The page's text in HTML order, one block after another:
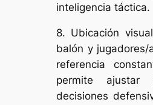
inteligencia táctica.
8. Ubicación
balón y jugadores/
referencia
permite ajustar
decisiones